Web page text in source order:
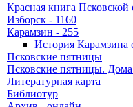
Красная книга Псковской
Изборск - 1160
Карамзин - 255
История Карамзина
Псковские пятницы
Псковские пятницы.
Литературная карта
Библиотур